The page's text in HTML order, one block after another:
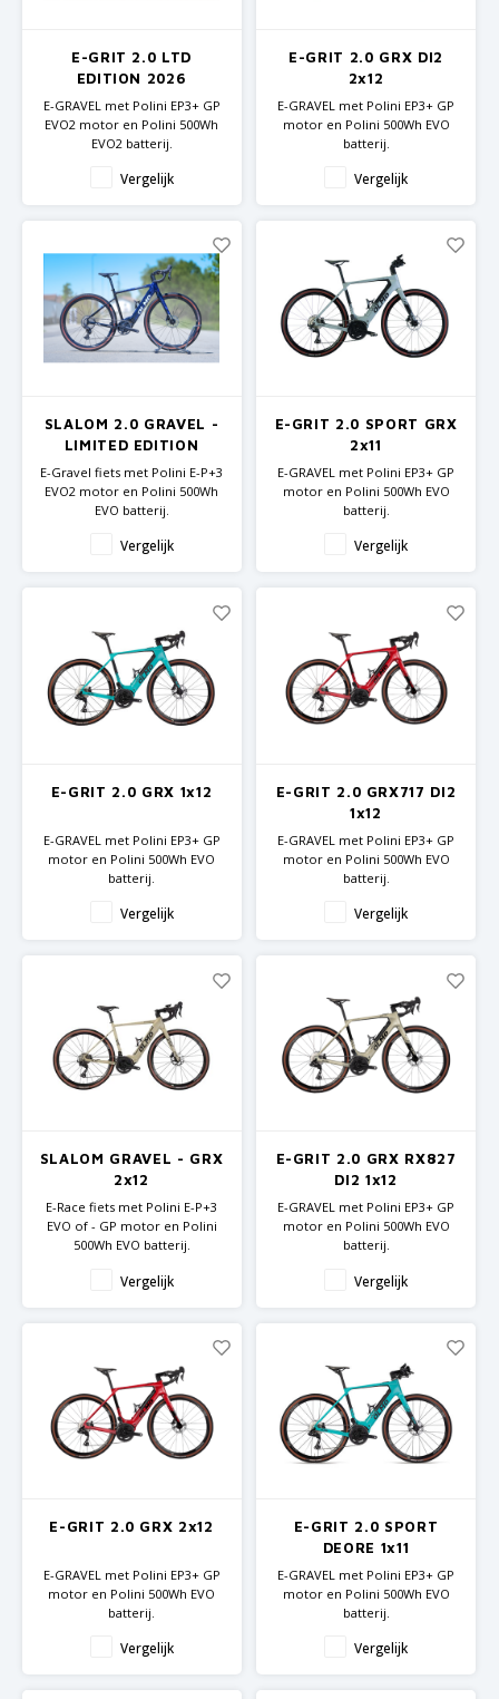
GRAVELBIKES
E-GRIT 2.0 LTD
EDITION 2026
E-GRAVEL met Polini EP3+ GP
EVO2 motor en Polini 500Wh
EVO2 batterij.
vork
Vergelijk
E-GRIT 2.0 GRX DI2
2x12
E-GRAVEL met Polini EP3+ GP
motor en Polini 500Wh EVO
batterij.
Shimano GRX componenten
Vergelijk
SLALOM 2.0 GRAVEL -
LIMITED EDITION
E-Gravel fiets met Polini E-P+3
EVO2 motor en Polini 500Wh
EVO batterij.
vork
Vergelijk
E-GRIT 2.0 SPORT GRX
2x11
E-GRAVEL met Polini EP3+ GP
motor en Polini 500Wh EVO
batterij.
stuur
Vergelijk
E-GRIT 2.0 GRX 1x12
E-GRAVEL met Polini EP3+ GP
motor en Polini 500Wh EVO
batterij.
Shimano GRX componenten
Vergelijk
E-GRIT 2.0 GRX717 DI2
1x12
E-GRAVEL met Polini EP3+ GP
motor en Polini 500Wh EVO
batterij.
Shimano GRX717
Vergelijk
SLALOM GRAVEL - GRX
2x12
E-Race fiets met Polini E-P+3
EVO of - GP motor en Polini
500Wh EVO batterij.
vork
Vergelijk
E-GRIT 2.0 GRX RX827
DI2 1x12
E-GRAVEL met Polini EP3+ GP
motor en Polini 500Wh EVO
batterij.
Shimano GRX RX827
Vergelijk
E-GRIT 2.0 GRX 2x12
E-GRAVEL met Polini EP3+ GP
motor en Polini 500Wh EVO
batterij.
Shimano GRX componenten
Vergelijk
E-GRIT 2.0 SPORT
DEORE 1x11
E-GRAVEL met Polini EP3+ GP
motor en Polini 500Wh EVO
batterij.
stuur
componenten
Vergelijk